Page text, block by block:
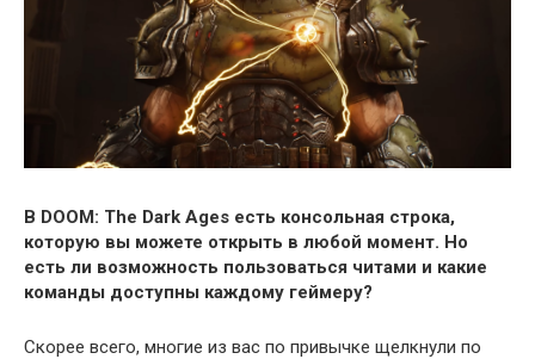
В DOOM: The Dark Ages есть консольная строка,
которую вы можете открыть в любой момент. Но
есть ли возможность пользоваться читами и какие
команды доступны каждому геймеру?
Скорее всего, многие из вас по привычке щелкнули по